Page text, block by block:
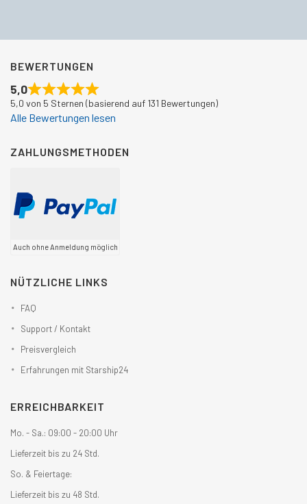
BEWERTUNGEN
5,0
5,0 von 5 Sternen (basierend auf 131 Bewertungen)
Alle Bewertungen lesen
ZAHLUNGSMETHODEN
Auch ohne Anmeldung möglich
NÜTZLICHE LINKS
FAQ
Support / Kontakt
Preisvergleich
Erfahrungen mit Starship24
ERREICHBARKEIT
Mo. - Sa.: 09:00 - 20:00 Uhr
Lieferzeit bis zu 24 Std.
So. & Feiertage:
Lieferzeit bis zu 48 Std.